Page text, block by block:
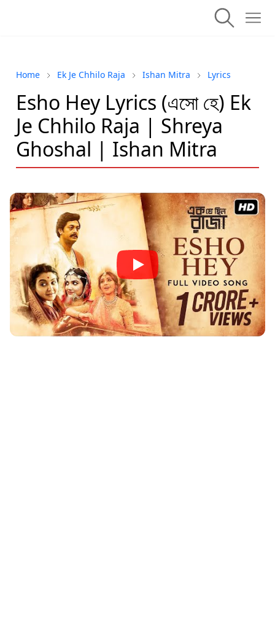
Home Ek Je Chhilo Raja Ishan Mitra Lyrics
Esho Hey Lyrics (এসো হে) Ek
Je Chhilo Raja | Shreya
Ghoshal | Ishan Mitra